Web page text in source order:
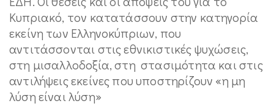
Κυπριακό, τον κατατάσσουν στην κατηγορία
εκείνη των Ελληνοκύπριων, που
αντιτάσσονται στις εθνικιστικές ψυχώσεις,
στη μισαλλοδοξία, στη στασιμότητα και στις
αντιλήψεις εκείνες που υποστηρίζουν «η μη
λύση είναι λύση»